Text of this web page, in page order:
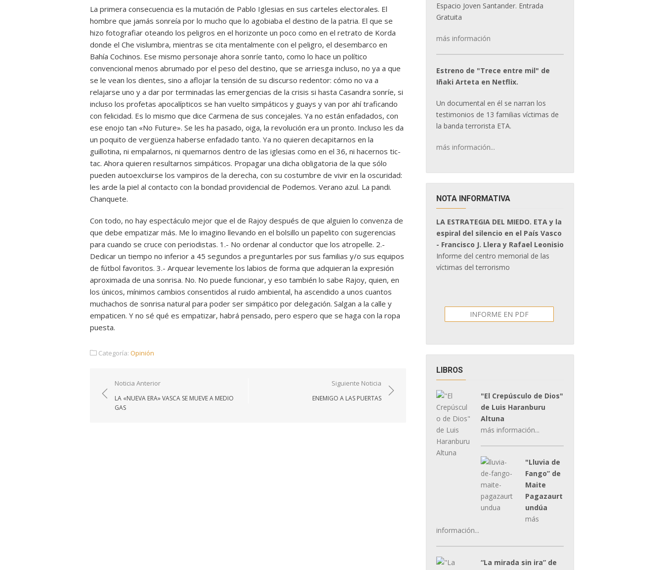
La primera consecuencia es la mutación de Pablo Iglesias en sus carteles electorales. El
hombre que jamás sonreía por lo mucho que lo agobiaba el destino de la patria. El que se
hizo fotografiar oteando los peligros en el horizonte un poco como en el retrato de Korda
donde el Che vislumbra, mientras se cita mentalmente con el peligro, el desembarco en
Bahía Cochinos. Ese mismo personaje ahora sonríe tanto, como lo hace un político
convencional menos abrumado por el peso del destino, que se arriesga incluso, no ya a que
se le vean los dientes, sino a aflojar la tensión de su discurso redentor: cómo no va a
relajarse uno y a dar por terminadas las emergencias de la crisis si hasta Casandra sonríe, si
incluso los profetas apocalípticos se han vuelto simpáticos y guays y van por ahí traficando
con felicidad. Es lo mismo que dice Carmena de sus concejales. Ya no están enfadados, con
ese enojo tan «No Future». Se les ha pasado, oiga, la revolución era un pronto. Incluso les da
un poquito de vergüenza haberse enfadado tanto. Ya no quieren decapitarnos en la
guillotina, ni empalarnos, ni quemarnos dentro de las iglesias como en el 36, ni hacernos tic-
tac. Ahora quieren resultarnos simpáticos. Propagar una dicha obligatoria de la que sólo
pueden autoexcluirse los vampiros de la derecha, con su costumbre de vivir en la oscuridad:
les arde la piel al contacto con la bondad providencial de Podemos. Verano azul. La pandi.
Chanquete.
Con todo, no hay espectáculo mejor que el de Rajoy después de que alguien lo convenza de
que debe empatizar más. Me lo imagino llevando en el bolsillo un papelito con sugerencias
para cuando se cruce con periodistas. 1.- No ordenar al conductor que los atropelle. 2.-
Dedicar un tiempo no inferior a 45 segundos a preguntarles por sus familias y/o sus equipos
de fútbol favoritos. 3.- Arquear levemente los labios de forma que adquieran la expresión
aproximada de una sonrisa. No. No puede funcionar, y eso también lo sabe Rajoy, quien, en
los únicos, mínimos cambios consentidos al ruido ambiental, ha ascendido a unos cuantos
muchachos de sonrisa natural para poder ser simpático por delegación. Salgan a la calle y
empaticen. Y no sé qué es empatizar, habrá pensado, pero espero que se haga con la ropa
puesta.
Categoría: Opinión
Navegación
de
entradas
Noticia Anterior
LA «NUEVA ERA» VASCA SE MUEVE A MEDIO
GAS
Siguiente Noticia
ENEMIGO A LAS PUERTAS
Espacio Joven Santander. Entrada
Gratuita
más información
Estreno de "Trece entre mil" de
Iñaki Arteta en Netflix.
Un documental en él se narran los
testimonios de 13 familias víctimas de
la banda terrorista ETA.
más información...
NOTA INFORMATIVA
LA ESTRATEGIA DEL MIEDO. ETA y la
espiral del silencio en el País Vasco
- Francisco J. Llera y Rafael Leonisio
Informe del centro memorial de las
víctimas del terrorismo
INFORME EN PDF
LIBROS
"El Crepúsculo de Dios"
de Luis Haranburu
Altuna
más información...
"Lluvia de
Fango” de
Maite
Pagazaurt
undúa
más
información...
“La mirada sin ira” de